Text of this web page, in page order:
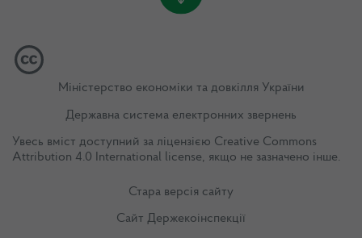
Міністерство економіки та довкілля України
Державна система електронних звернень
Увесь вміст доступний за ліцензією Creative Commons
Attribution 4.0 International license, якщо не зазначено інше.
Стара версія сайту
Сайт Держекоінспекції